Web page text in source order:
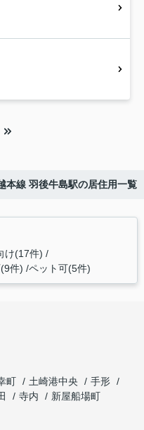
本線 羽後牛島駅の居住用一覧
け(17件)
件) ペット可(5件)
町 土崎港中央
手形
寺内
新屋船場町